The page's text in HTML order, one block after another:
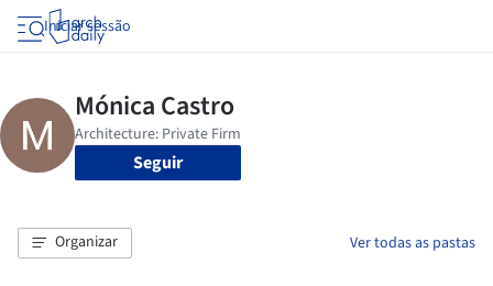
Iniciar sessão
Seguir
Organizar Ver todas as pastas